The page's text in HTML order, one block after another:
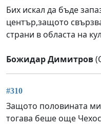
Бих искал да бъде
център,защото
страни в областа на
Божидар Димитров
#310
Защото половината
тогава беше още